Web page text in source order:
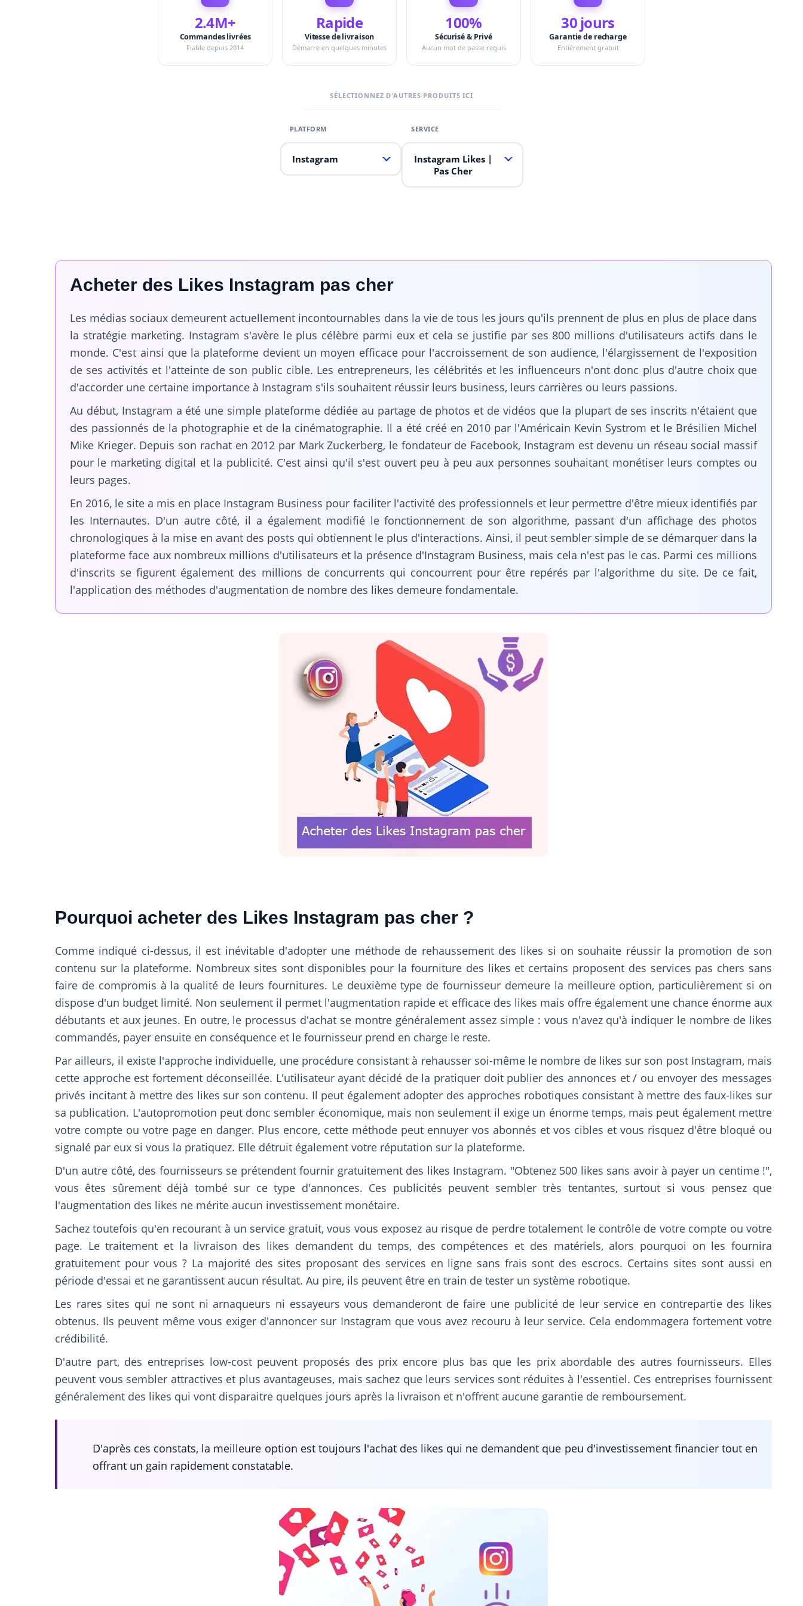
2.4M+
Commandes livrées
Fiable depuis 2014
Rapide
Vitesse de livraison
Démarre en quelques minutes
100%
Sécurisé & Privé
Aucun mot de passe requis
30 jours
Garantie de recharge
Entièrement gratuit
SÉLECTIONNEZ D'AUTRES PRODUITS ICI
Instagram
Instagram Likes |
Pas Cher
Acheter des Likes Instagram pas cher
Les médias sociaux demeurent actuellement incontournables dans la vie de tous les jours qu'ils prennent de plus en plus de place dans
la stratégie marketing. Instagram s'avère le plus célèbre parmi eux et cela se justifie par ses 800 millions d'utilisateurs actifs dans le
monde. C'est ainsi que la plateforme devient un moyen efficace pour l'accroissement de son audience, l'élargissement de l'exposition
de ses activités et l'atteinte de son public cible. Les entrepreneurs, les célébrités et les influenceurs n'ont donc plus d'autre choix que
d'accorder une certaine importance à Instagram s'ils souhaitent réussir leurs business, leurs carrières ou leurs passions.
Au début, Instagram a été une simple plateforme dédiée au partage de photos et de vidéos que la plupart de ses inscrits n'étaient que
des passionnés de la photographie et de la cinématographie. Il a été créé en 2010 par l'Américain Kevin Systrom et le Brésilien Michel
Mike Krieger. Depuis son rachat en 2012 par Mark Zuckerberg, le fondateur de Facebook, Instagram est devenu un réseau social massif
pour le marketing digital et la publicité. C'est ainsi qu'il s'est ouvert peu à peu aux personnes souhaitant monétiser leurs comptes ou
leurs pages.
En 2016, le site a mis en place Instagram Business pour faciliter l'activité des professionnels et leur permettre d'être mieux identifiés par
les Internautes. D'un autre côté, il a également modifié le fonctionnement de son algorithme, passant d'un affichage des photos
chronologiques à la mise en avant des posts qui obtiennent le plus d'interactions. Ainsi, il peut sembler simple de se démarquer dans la
plateforme face aux nombreux millions d'utilisateurs et la présence d'Instagram Business, mais cela n'est pas le cas. Parmi ces millions
d'inscrits se figurent également des millions de concurrents qui concourrent pour être repérés par l'algorithme du site. De ce fait,
l'application des méthodes d'augmentation de nombre des likes demeure fondamentale.
Pourquoi acheter des Likes Instagram pas cher ?
Comme indiqué ci-dessus, il est inévitable d'adopter une méthode de rehaussement des likes si on souhaite réussir la promotion de son
contenu sur la plateforme. Nombreux sites sont disponibles pour la fourniture des likes et certains proposent des services pas chers sans
faire de compromis à la qualité de leurs fournitures. Le deuxième type de fournisseur demeure la meilleure option, particulièrement si on
dispose d'un budget limité. Non seulement il permet l'augmentation rapide et efficace des likes mais offre également une chance énorme aux
débutants et aux jeunes. En outre, le processus d'achat se montre généralement assez simple : vous n'avez qu'à indiquer le nombre de likes
commandés, payer ensuite en conséquence et le fournisseur prend en charge le reste.
Par ailleurs, il existe l'approche individuelle, une procédure consistant à rehausser soi-même le nombre de likes sur son post Instagram, mais
cette approche est fortement déconseillée. L'utilisateur ayant décidé de la pratiquer doit publier des annonces et / ou envoyer des messages
privés incitant à mettre des likes sur son contenu. Il peut également adopter des approches robotiques consistant à mettre des faux-likes sur
sa publication. L'autopromotion peut donc sembler économique, mais non seulement il exige un énorme temps, mais peut également mettre
votre compte ou votre page en danger. Plus encore, cette méthode peut ennuyer vos abonnés et vos cibles et vous risquez d'être bloqué ou
signalé par eux si vous la pratiquez. Elle détruit également votre réputation sur la plateforme.
D'un autre côté, des fournisseurs se prétendent fournir gratuitement des likes Instagram. "Obtenez 500 likes sans avoir à payer un centime !",
vous êtes sûrement déjà tombé sur ce type d'annonces. Ces publicités peuvent sembler très tentantes, surtout si vous pensez que
l'augmentation des likes ne mérite aucun investissement monétaire.
Sachez toutefois qu'en recourant à un service gratuit, vous vous exposez au risque de perdre totalement le contrôle de votre compte ou votre
page. Le traitement et la livraison des likes demandent du temps, des compétences et des matériels, alors pourquoi on les fournira
gratuitement pour vous ? La majorité des sites proposant des services en ligne sans frais sont des escrocs. Certains sites sont aussi en
période d'essai et ne garantissent aucun résultat. Au pire, ils peuvent être en train de tester un système robotique.
Les rares sites qui ne sont ni arnaqueurs ni essayeurs vous demanderont de faire une publicité de leur service en contrepartie des likes
obtenus. Ils peuvent même vous exiger d'annoncer sur Instagram que vous avez recouru à leur service. Cela endommagera fortement votre
crédibilité.
D'autre part, des entreprises low-cost peuvent proposés des prix encore plus bas que les prix abordable des autres fournisseurs. Elles
peuvent vous sembler attractives et plus avantageuses, mais sachez que leurs services sont réduites à l'essentiel. Ces entreprises fournissent
généralement des likes qui vont disparaitre quelques jours après la livraison et n'offrent aucune garantie de remboursement.
D'après ces constats, la meilleure option est toujours l'achat des likes qui ne demandent que peu d'investissement financier tout en
offrant un gain rapidement constatable.